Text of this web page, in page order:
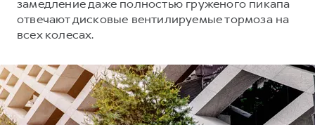
замедление даже полностью груженого пикапа
отвечают дисковые вентилируемые тормоза на
всех колесах.